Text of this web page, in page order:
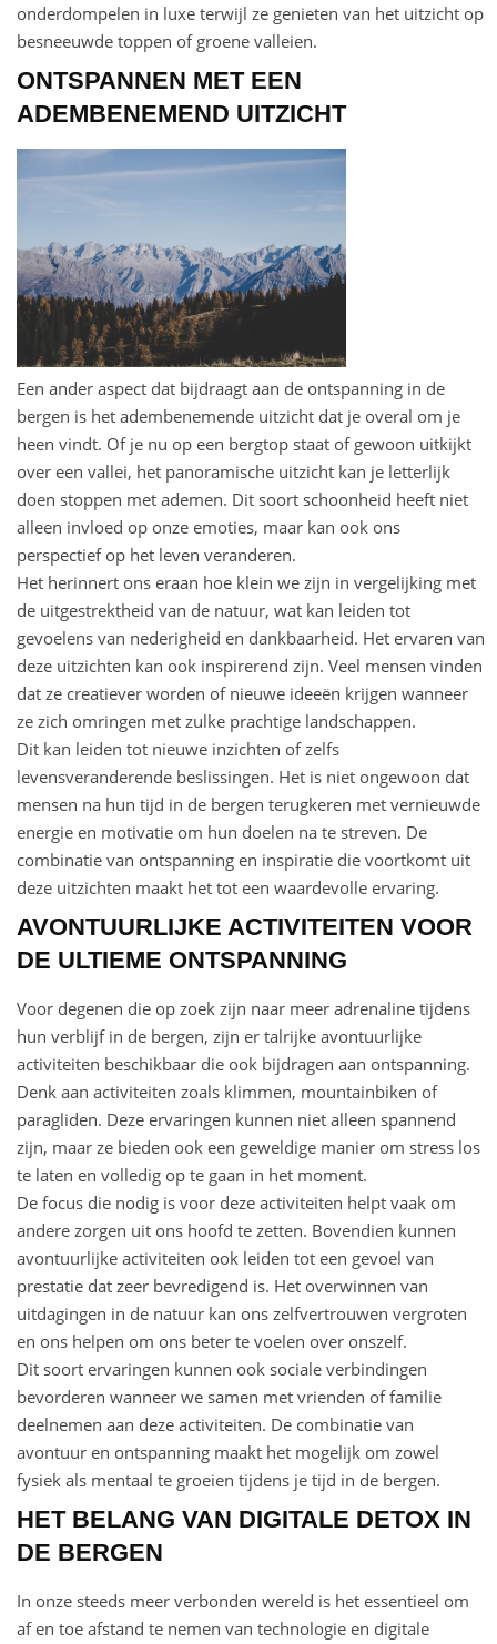
onderdompelen in luxe terwijl ze genieten van het uitzicht op
besneeuwde toppen of groene valleien.
ONTSPANNEN MET EEN
ADEMBENEMEND UITZICHT
Een ander aspect dat bijdraagt aan de ontspanning in de
bergen is het adembenemende uitzicht dat je overal om je
heen vindt. Of je nu op een bergtop staat of gewoon uitkijkt
over een vallei, het panoramische uitzicht kan je letterlijk
doen stoppen met ademen. Dit soort schoonheid heeft niet
alleen invloed op onze emoties, maar kan ook ons
perspectief op het leven veranderen.
Het herinnert ons eraan hoe klein we zijn in vergelijking met
de uitgestrektheid van de natuur, wat kan leiden tot
gevoelens van nederigheid en dankbaarheid. Het ervaren van
deze uitzichten kan ook inspirerend zijn. Veel mensen vinden
dat ze creatiever worden of nieuwe ideeën krijgen wanneer
ze zich omringen met zulke prachtige landschappen.
Dit kan leiden tot nieuwe inzichten of zelfs
levensveranderende beslissingen. Het is niet ongewoon dat
mensen na hun tijd in de bergen terugkeren met vernieuwde
energie en motivatie om hun doelen na te streven. De
combinatie van ontspanning en inspiratie die voortkomt uit
deze uitzichten maakt het tot een waardevolle ervaring.
AVONTUURLIJKE ACTIVITEITEN VOOR
DE ULTIEME ONTSPANNING
Voor degenen die op zoek zijn naar meer adrenaline tijdens
hun verblijf in de bergen, zijn er talrijke avontuurlijke
activiteiten beschikbaar die ook bijdragen aan ontspanning.
Denk aan activiteiten zoals klimmen, mountainbiken of
paragliden. Deze ervaringen kunnen niet alleen spannend
zijn, maar ze bieden ook een geweldige manier om stress los
te laten en volledig op te gaan in het moment.
De focus die nodig is voor deze activiteiten helpt vaak om
andere zorgen uit ons hoofd te zetten. Bovendien kunnen
avontuurlijke activiteiten ook leiden tot een gevoel van
prestatie dat zeer bevredigend is. Het overwinnen van
uitdagingen in de natuur kan ons zelfvertrouwen vergroten
en ons helpen om ons beter te voelen over onszelf.
Dit soort ervaringen kunnen ook sociale verbindingen
bevorderen wanneer we samen met vrienden of familie
deelnemen aan deze activiteiten. De combinatie van
avontuur en ontspanning maakt het mogelijk om zowel
fysiek als mentaal te groeien tijdens je tijd in de bergen.
HET BELANG VAN DIGITALE DETOX IN
DE BERGEN
In onze steeds meer verbonden wereld is het essentieel om
af en toe afstand te nemen van technologie en digitale